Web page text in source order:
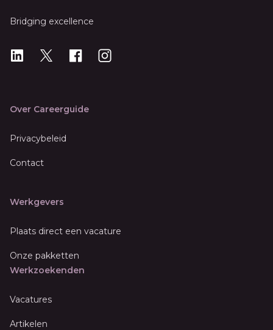
Bridging excellence
LinkedIn
X Instagram
Over Careerguide
Privacybeleid
Contact
Werkgevers
Plaats direct een vacature
Onze pakketten
Werkzoekenden
Vacatures
Artikelen